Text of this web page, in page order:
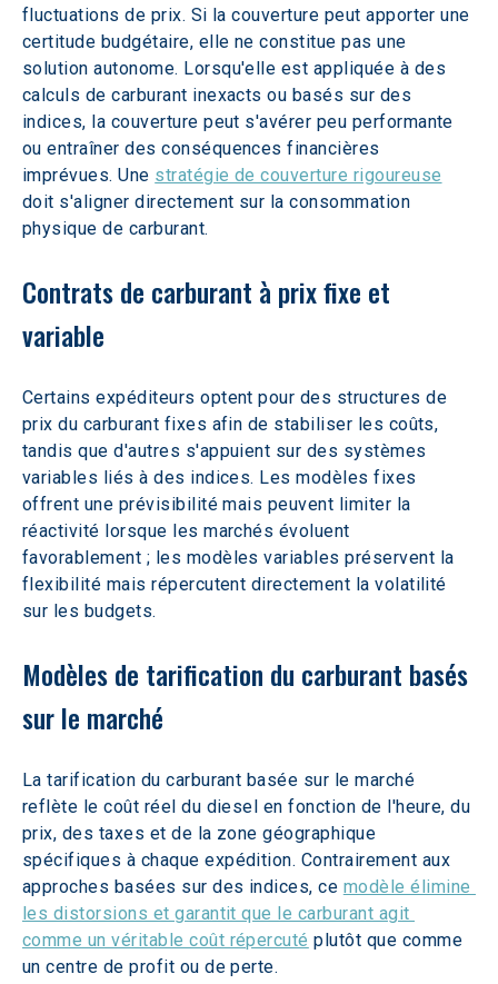
fluctuations de prix. Si la couverture peut apporter une
certitude budgétaire, elle ne constitue pas une
solution autonome. Lorsqu'elle est appliquée à des
calculs de carburant inexacts ou basés sur des
indices, la couverture peut s'avérer peu performante
ou entraîner des conséquences financières
imprévues. Une stratégie de couverture rigoureuse
doit s'aligner directement sur la consommation
physique de carburant.
Contrats de carburant à prix fixe et
variable
Certains expéditeurs optent pour des structures de
prix du carburant fixes afin de stabiliser les coûts,
tandis que d'autres s'appuient sur des systèmes
variables liés à des indices. Les modèles fixes
offrent une prévisibilité mais peuvent limiter la
réactivité lorsque les marchés évoluent
favorablement ; les modèles variables préservent la
flexibilité mais répercutent directement la volatilité
sur les budgets.
Modèles de tarification du carburant basés
sur le marché
La tarification du carburant basée sur le marché
reflète le coût réel du diesel en fonction de l'heure, du
prix, des taxes et de la zone géographique
spécifiques à chaque expédition. Contrairement aux
approches basées sur des indices, ce modèle élimine
les distorsions et garantit que le carburant agit
comme un véritable coût répercuté plutôt que comme
un centre de profit ou de perte.